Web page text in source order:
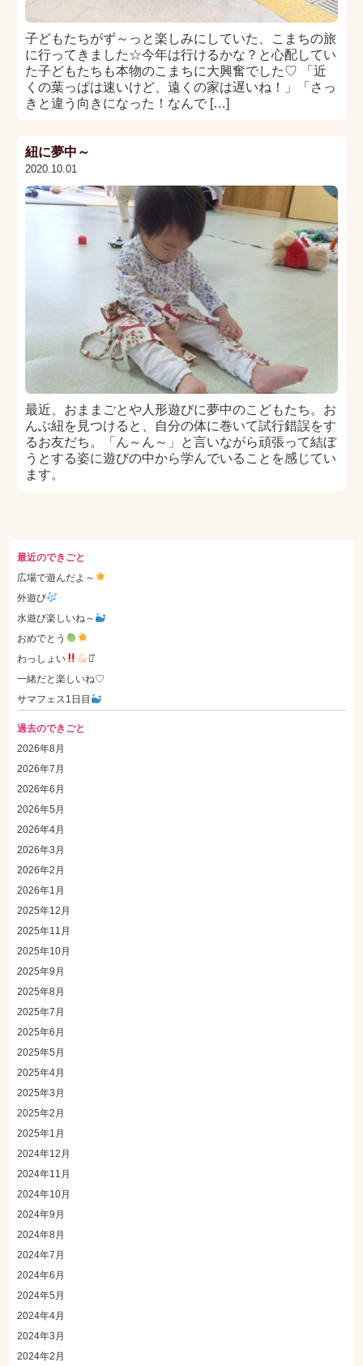
子どもたちがず～っと楽しみにしていた、こまちの旅
に行ってきました☆今年は行けるかな？と心配してい
た子どもたちも本物のこまちに大興奮でした♡ 「近
くの葉っぱは速いけど、遠くの家は遅いね！」「さっ
きと違う向きになった！なんで […]
紐に夢中～
2020.10.01
最近、おままごとや人形遊びに夢中のこどもたち。お
んぶ紐を見つけると、自分の体に巻いて試行錯誤をす
るお友だち。「ん～ん～」と言いながら頑張って結ぼ
うとする姿に遊びの中から学んでいることを感じてい
ます。
最近のできごと
広場で遊んだよ～
外遊び
水遊び楽しいね～
おめでとう
わっしょい
⋆͛
一緒だと楽しいね♡
サマフェス1日目
過去のできごと
2026年8月
2026年7月
2026年6月
2026年5月
2026年4月
2026年3月
2026年2月
2026年1月
2025年12月
2025年11月
2025年10月
2025年9月
2025年8月
2025年7月
2025年6月
2025年5月
2025年4月
2025年3月
2025年2月
2025年1月
2024年12月
2024年11月
2024年10月
2024年9月
2024年8月
2024年7月
2024年6月
2024年5月
2024年4月
2024年3月
2024年2月